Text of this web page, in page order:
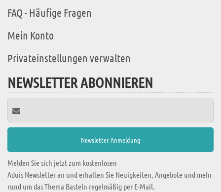
FAQ - Häufige Fragen
Mein Konto
Privateinstellungen verwalten
NEWSLETTER ABONNIEREN
Melden Sie sich jetzt zum kostenlosen
Aduis Newsletter an und erhalten Sie Neuigkeiten, Angebote und mehr
rund um das Thema Basteln regelmäßig per E-Mail.